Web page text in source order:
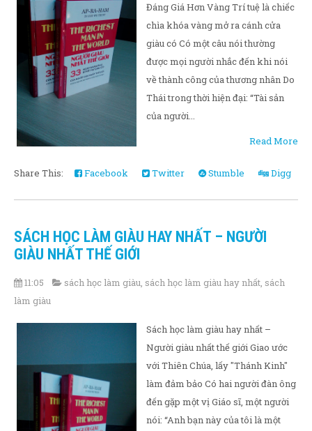
Đáng Giá Hơn Vàng Trí tuệ là chiếc
chìa khóa vàng mở ra cánh cửa
giàu có Có một câu nói thường
được mọi người nhắc đến khi nói
về thành công của thương nhân Do
Thái trong thời hiện đại: “Tài sản
của người...
Read More
Share This: Facebook Twitter Stumble Digg
SÁCH HỌC LÀM GIÀU HAY NHẤT – NGƯỜI
GIÀU NHẤT THẾ GIỚI
11:05 sách học làm giàu, sách học làm giàu hay nhất, sách
làm giàu
Sách học làm giàu hay nhất –
Người giàu nhất thế giới Giao ước
với Thiên Chúa, lấy "Thánh Kinh"
làm đảm bảo Có hai người đàn ông
đến gặp một vị Giáo sĩ, một người
nói: “Anh bạn này của tôi là một